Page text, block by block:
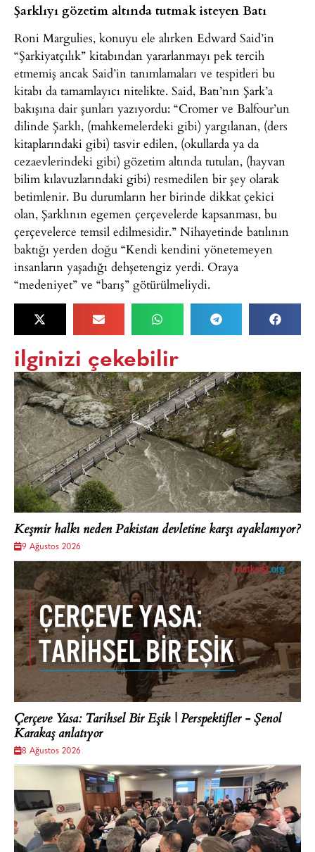
Şarklıyı gözetim altında tutmak isteyen Batı
Roni Margulies, konuyu ele alırken Edward Said’in
“Şarkiyatçılık” kitabından yararlanmayı pek tercih
etmemiş ancak Said’in tanımlamaları ve tespitleri bu
kitabı da tamamlayıcı nitelikte. Said, Batı’nın Şark’a
bakışına dair şunları yazıyordu: “Cromer ve Balfour’un
dilinde Şarklı, (mahkemelerdeki gibi) yargılanan, (ders
kitaplarındaki gibi) tasvir edilen, (okullarda ya da
cezaevlerindeki gibi) gözetim altında tutulan, (hayvan
bilim kılavuzlarındaki gibi) resmedilen bir şey olarak
betimlenir. Bu durumların her birinde dikkat çekici
olan, Şarklının egemen çerçevelerde kapsanması, bu
çerçevelerce temsil edilmesidir.” Nihayetinde batılının
baktığı yerden doğu “Kendi kendini yönetemeyen
insanların yaşadığı dehşetengiz yerdi. Oraya
“medeniyet” ve “barış” götürülmeliydi.
ilginizi çekebilir
Keşmir halkı neden Pakistan devletine karşı ayaklanıyor?
9 Ağustos 2026
Çerçeve Yasa: Tarihsel Bir Eşik | Perspektifler - Şenol
Karakaş anlatıyor
8 Ağustos 2026